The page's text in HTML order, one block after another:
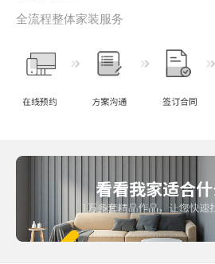
全流程整体家装服务